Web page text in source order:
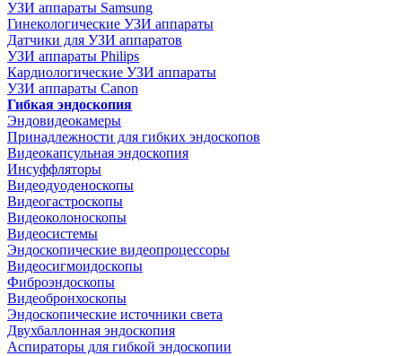
УЗИ аппараты Samsung
Гинекологические УЗИ аппараты
Датчики для УЗИ аппаратов
УЗИ аппараты Philips
Кардиологические УЗИ аппараты
УЗИ аппараты Canon
Гибкая эндоскопия
Эндовидеокамеры
Принадлежности для гибких эндоскопов
Видеокапсульная эндоскопия
Инсуффляторы
Видеодуоденоскопы
Видеогастроскопы
Видеоколоноскопы
Видеосистемы
Эндоскопические видеопроцессоры
Видеосигмоидоскопы
Фиброэндоскопы
Видеобронхоскопы
Эндоскопические источники света
Двухбаллонная эндоскопия
Аспираторы для гибкой эндоскопии